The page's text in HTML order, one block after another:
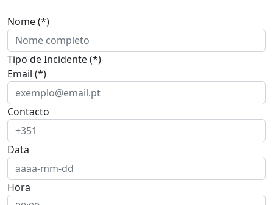
Nome (*)
Tipo de Incidente (*)
Email (*)
Contacto
Data
Hora